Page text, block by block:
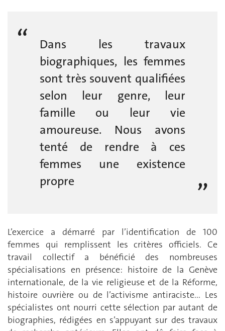
Dans les travaux
biographiques, les femmes
sont très souvent qualifiées
selon leur genre, leur
famille ou leur vie
amoureuse. Nous avons
tenté de rendre à ces
femmes une existence
propre
L’exercice a démarré par l’identification de 100
femmes qui remplissent les critères officiels. Ce
travail collectif a bénéficié des nombreuses
spécialisations en présence: histoire de la Genève
internationale, de la vie religieuse et de la Réforme,
histoire ouvrière ou de l’activisme antiraciste... Les
spécialistes ont nourri cette sélection par autant de
biographies, rédigées en s’appuyant sur des travaux